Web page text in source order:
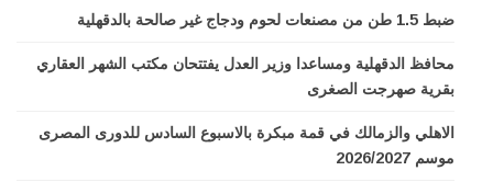
ضبط 1.5 طن من مصنعات لحوم ودجاج غير صالحة بالدقهلية
محافظ الدقهلية ومساعدا وزير العدل يفتتحان مكتب الشهر العقاري
بقرية صهرجت الصغرى
الاهلي والزمالك في قمة مبكرة بالاسبوع السادس للدورى المصرى
موسم 2026/2027